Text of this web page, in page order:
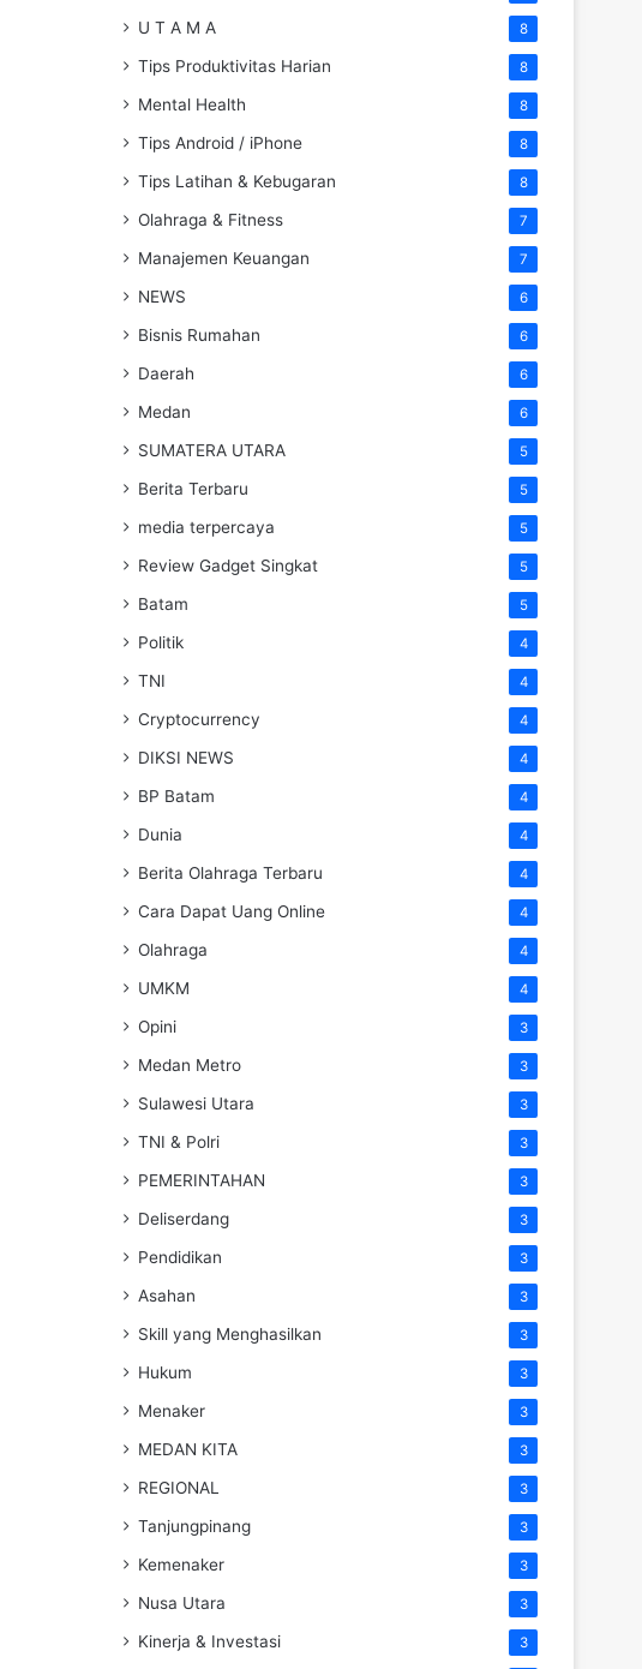
U T A M A 8
Tips Produktivitas Harian 8
Mental Health 8
Tips Android / iPhone 8
Tips Latihan & Kebugaran 8
Olahraga & Fitness 7
Manajemen Keuangan 7
NEWS 6
Bisnis Rumahan 6
Daerah 6
Medan 6
SUMATERA UTARA 5
Berita Terbaru 5
media terpercaya 5
Review Gadget Singkat 5
Batam 5
Politik 4
TNI 4
Cryptocurrency 4
DIKSI NEWS 4
BP Batam 4
Dunia 4
Berita Olahraga Terbaru 4
Cara Dapat Uang Online 4
Olahraga 4
UMKM 4
Opini 3
Medan Metro 3
Sulawesi Utara 3
TNI & Polri 3
PEMERINTAHAN 3
Deliserdang 3
Pendidikan 3
Asahan 3
Skill yang Menghasilkan 3
Hukum 3
Menaker 3
MEDAN KITA 3
REGIONAL 3
Tanjungpinang 3
Kemenaker 3
Nusa Utara 3
Kinerja & Investasi 3